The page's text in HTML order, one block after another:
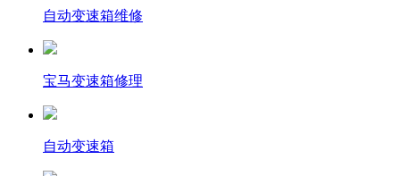
自动变速箱维修
宝马变速箱修理
自动变速箱